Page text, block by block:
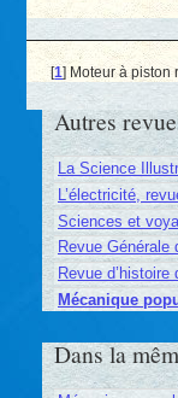
[1] Moteur à piston
Autres
La Science
L’électricité,
Sciences et
Revue
Revue
Mécanique
Dans la